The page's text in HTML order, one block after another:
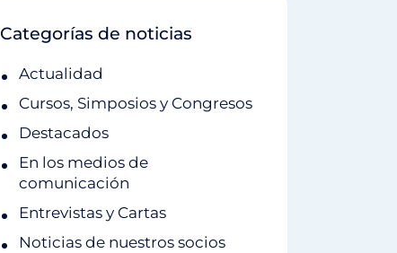
Categorías de noticias
Actualidad
Cursos, Simposios y Congresos
Destacados
En los medios de
comunicación
Entrevistas y Cartas
Noticias de nuestros socios